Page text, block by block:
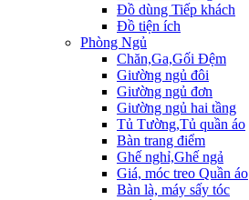
Đồ dùng Tiếp khách
Đồ tiện ích
Phòng Ngủ
Chăn,Ga,Gối Đệm
Giường ngủ đôi
Giường ngủ đơn
Giường ngủ hai tầng
Tủ Tường,Tủ quần áo
Bàn trang điểm
Ghế nghỉ,Ghế ngả
Giá, móc treo Quần áo
Bàn là, máy sấy tóc